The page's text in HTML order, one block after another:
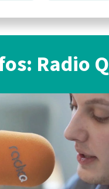
Radio Q